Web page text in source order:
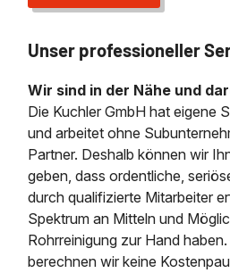
Unser professioneller
Wir sind in der Nähe und
Die Kuchler GmbH hat eigene
und arbeitet ohne
Partner. Deshalb können wir
geben, dass ordentliche,
durch qualifizierte Mitarbeiter
Spektrum an Mitteln und
Rohrreinigung zur Hand
berechnen wir keine